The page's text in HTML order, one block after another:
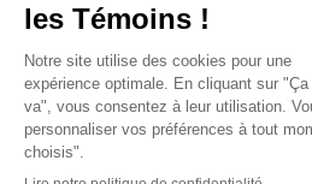
514 364-3320, poste 6191
sae@claurendeau.qc.ca
1111 Rue Lapierre, LaSalle,
QC H8N 2J4
Centre d'aide